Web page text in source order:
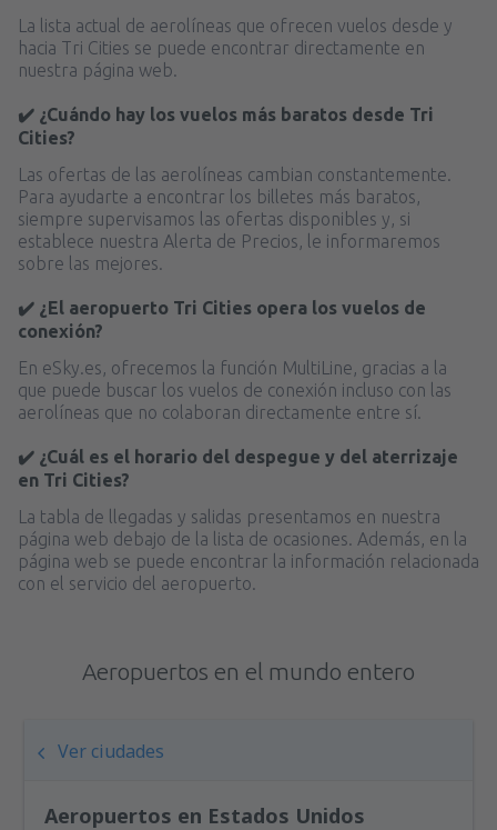
La lista actual de aerolíneas que ofrecen vuelos desde y
hacia Tri Cities se puede encontrar directamente en
nuestra página web.
✔️ ¿Cuándo hay los vuelos más baratos desde Tri
Cities?
Las ofertas de las aerolíneas cambian constantemente.
Para ayudarte a encontrar los billetes más baratos,
siempre supervisamos las ofertas disponibles y, si
establece nuestra Alerta de Precios, le informaremos
sobre las mejores.
✔️ ¿El aeropuerto Tri Cities opera los vuelos de
conexión?
En eSky.es, ofrecemos la función MultiLine, gracias a la
que puede buscar los vuelos de conexión incluso con las
aerolíneas que no colaboran directamente entre sí.
✔️ ¿Cuál es el horario del despegue y del aterrizaje
en Tri Cities?
La tabla de llegadas y salidas presentamos en nuestra
página web debajo de la lista de ocasiones. Además, en la
página web se puede encontrar la información relacionada
con el servicio del aeropuerto.
Aeropuertos en el mundo entero
Ver ciudades
Aeropuertos en Estados Unidos